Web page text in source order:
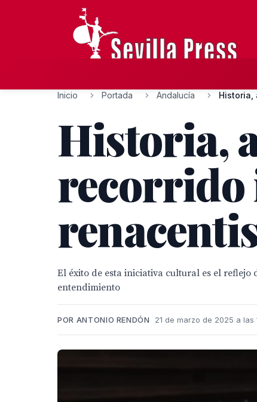
Inicio Portada Andalucía Historia,
Historia,
recorrido
El éxito de esta iniciativa cultural es el
entendimiento
POR ANTONIO RENDÓN 21 de marzo de 2025 a las